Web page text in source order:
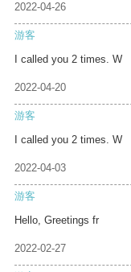
2022-04-26
游客
I called you 2 times. W
2022-04-20
游客
I called you 2 times. W
2022-04-03
游客
Hello, Greetings fr
2022-02-27